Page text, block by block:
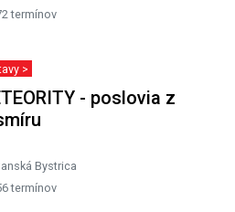
termínov
>
- poslovia z
Bystrica
termínov